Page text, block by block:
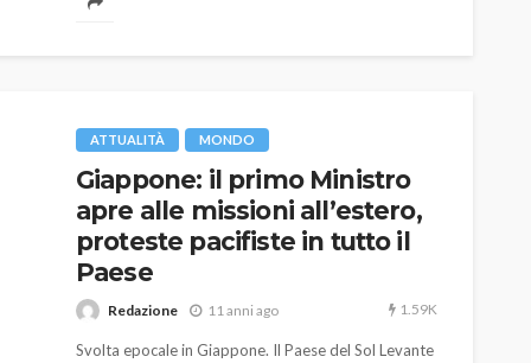
famiglia sia di origine straniera.
ATTUALITÀ MONDO
Giappone: il primo Ministro
apre alle missioni all’estero,
proteste pacifiste in tutto il
Paese
Redazione 11 anni ago 1.59K
Svolta epocale in Giappone. Il Paese del Sol Levante